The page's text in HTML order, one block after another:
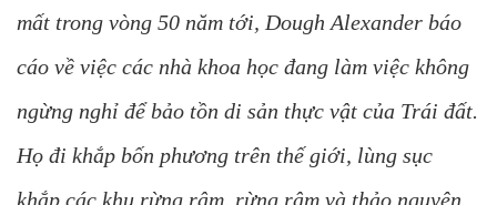
mất trong vòng 50 năm tới, Dough Alexander báo
cáo về việc các nhà khoa học đang làm việc không
ngừng nghỉ để bảo tồn di sản thực vật của Trái đất.
Họ đi khắp bốn phương trên thế giới, lùng sục
khắp các khu rừng rậm, rừng rậm và thảo nguyên.